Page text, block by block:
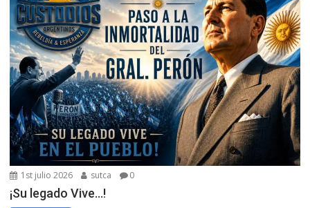
1st julio 2026 sutca 0
¡Su legado Vive…!